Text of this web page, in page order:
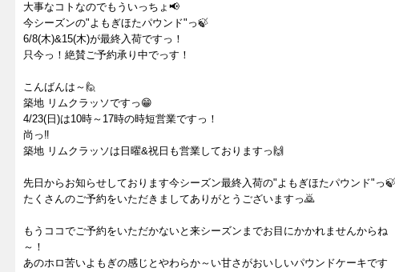
大事なコトなのでもういっちょ📢
今シーズンの"よもぎほたパウンド"っ🍃
6/8(木)&15(木)が最終入荷ですっ！
只今っ！絶賛ご予約承り中でっす！
こんばんは～🙋
築地 リムクラッソですっ😁
4/23(日)は10時～17時の時短営業ですっ！
尚っ‼
築地 リムクラッソは日曜&祝日も営業しておりますっ🙌
先日からお知らせしております今シーズン最終入荷の"よもぎほたパウンド"っ🍃
たくさんのご予約をいただきましてありがとうございますっ🙇
もうココでご予約をいただかないと来シーズンまでお目にかかれませんからね
～！
あのホロ苦いよもぎの感じとやわらか～い甘さがおいしいパウンドケーキです